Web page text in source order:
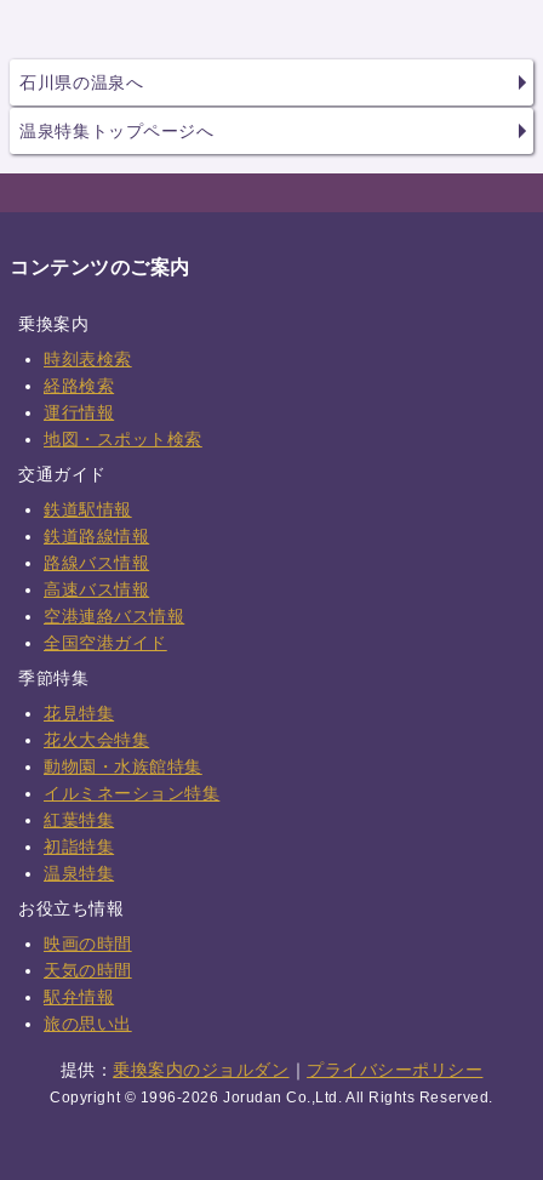
石川県の温泉へ
温泉特集トップページへ
コンテンツのご案内
乗換案内
時刻表検索
経路検索
運行情報
地図・スポット検索
交通ガイド
鉄道駅情報
鉄道路線情報
路線バス情報
高速バス情報
空港連絡バス情報
全国空港ガイド
季節特集
花見特集
花火大会特集
動物園・水族館特集
イルミネーション特集
紅葉特集
初詣特集
温泉特集
お役立ち情報
映画の時間
天気の時間
駅弁情報
旅の思い出
提供： 乗換案内のジョルダン ｜ プライバシーポリシー
Copyright © 1996-2026 Jorudan Co.,Ltd. All Rights Reserved.